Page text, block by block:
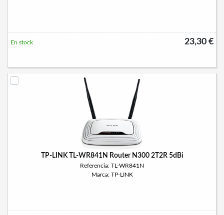
23,30 €
En stock
TP-LINK TL-WR841N Router N300 2T2R 5dBi
Referencia: TL-WR841N
Marca: TP-LINK